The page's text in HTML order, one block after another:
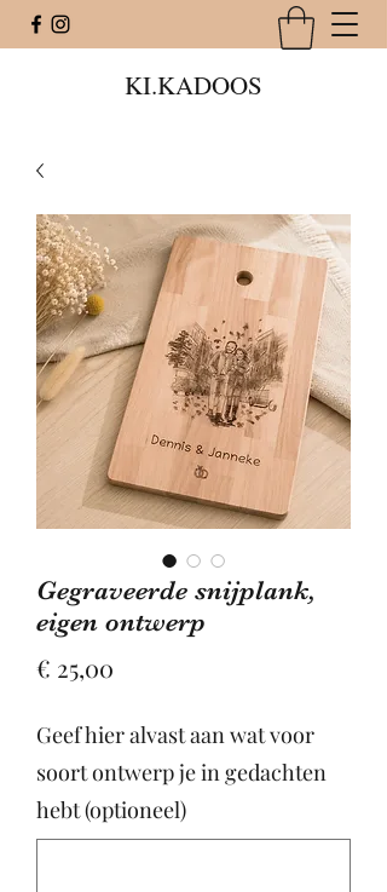
KI.KADOOS
Gegraveerde snijplank,
eigen ontwerp
€ 25,00
Geef hier alvast aan wat voor
soort ontwerp je in gedachten
hebt (optioneel)